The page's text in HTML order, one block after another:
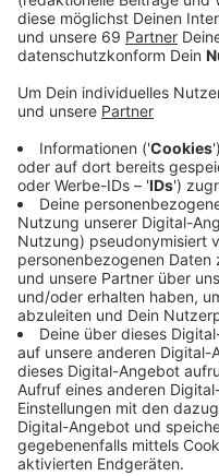
Veröffentlicht:Freitag,
Anzeige
Für die Saison in der
Preußen Münster die
erhöht. So kostet die
der Tribüne in der
Tageskarte dort gibt es
Dauerkarte hat, kann
(17.06.) zu neuen
Sitzplätze auf der
kann laut Verein nicht
jede
Platz bekommen. Der
Stehplätze beginnt am